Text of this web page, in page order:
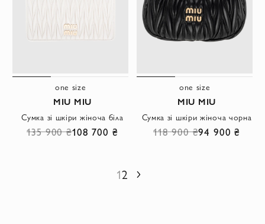
one size
MIU MIU
Сумка зі шкіри жіноча біла
135 900 ₴108 700 ₴
one size
MIU MIU
Сумка зі шкіри жіноча чорна
118 900 ₴94 900 ₴
12 Наступний